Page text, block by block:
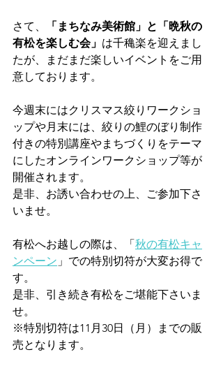
さて、
「まちなみ美術館」と「晩秋の
有松を楽しむ会」 は千穐楽を迎えまし
たが、まだまだ楽しいイベントをご用
意しております。
今週末にはクリスマス絞りワークショ
ップや月末には、絞りの鯉のぼり制作
付きの特別講座やまちづくりをテーマ
にしたオンラインワークショップ等が
開催されます。
是非、お誘い合わせの上、ご参加下さ
いませ。
有松へお越しの際は、「秋の有松キャ
ンペーン 」での特別切符が大変お得で
す。
是非、引き続き有松をご堪能下さいま
せ。
※特別切符は11月30日（月）までの販
売となります。